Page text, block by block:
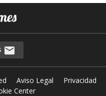
Aviso Legal
Privacidad
Center